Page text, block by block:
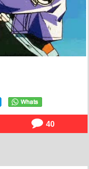
40